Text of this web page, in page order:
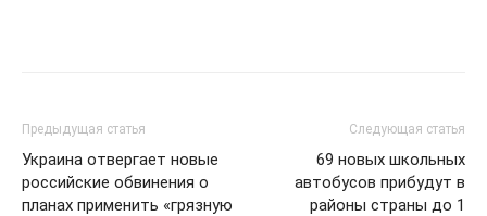
Предыдущая статья
Украина отвергает новые
российские обвинения о
планах применить «грязную
Следующая статья
69 новых школьных
автобусов прибудут в
районы страны до 1